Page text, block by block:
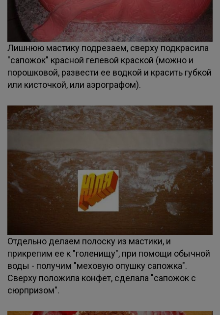
Лишнюю мастику подрезаем, сверху подкрасила
"сапожок" красной гелевой краской (можно и
порошковой, развести ее водкой и красить губкой
или кисточкой, или аэрографом).
Отдельно делаем полоску из мастики, и
прикрепим ее к "голенищу", при помощи обычной
воды - получим "меховую опушку сапожка".
Сверху положила конфет, сделала "сапожок с
сюрпризом".